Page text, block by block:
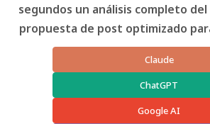
segundos un análisis completo
propuesta de post optimizado
Claude
ChatGPT
Google AI